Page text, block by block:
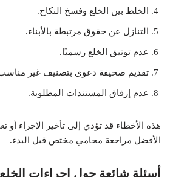
الخلط بين الخلع وفسخ النكاح.
التنازل عن حقوق مرتبطة بالأبناء.
عدم توثيق الخلع رسميًا.
تقديم صحيفة دعوى بتصنيف غير
عدم إرفاق المستندات المطلوبة.
هذه الأخطاء قد تؤدي إلى تأخير الإجراء أو
الأفضل مراجعة محامي مختص قبل البدء.
أسئلة شائعة حول إجراءات